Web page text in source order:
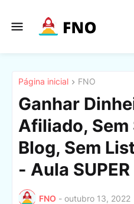
Página inicial FNO
Ganhar
Afiliado, Sem
Blog, Sem
- Aula
FNO - outubro 13, 2022